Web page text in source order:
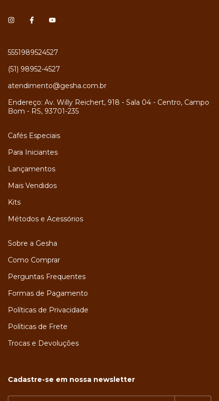
5551989524527
(51) 98952-4527
atendimento@gesha.com.br
Endereço: Av. Willy Reichert, 918 - Sala 04 - Centro, Campo
Bom - RS, 93701-235
Cafés Especiais
Para Iniciantes
Lançamentos
Mais Vendidos
Kits
Métodos e Acessórios
Sobre a Gesha
Como Comprar
Perguntas Frequentes
Formas de Pagamento
Políticas de Privacidade
Políticas de Frete
Trocas e Devoluções
Cadastre-se em nossa newsletter